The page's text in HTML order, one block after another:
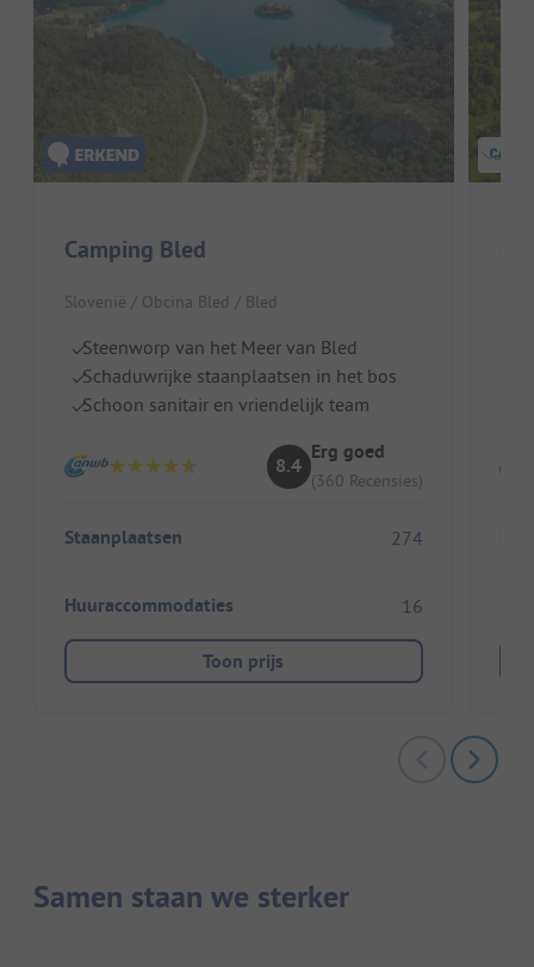
Camping Bled
Slovenië / Obcina Bled / Bled
Steenworp van het Meer van Bled
Schaduwrijke staanplaatsen in het bos
Schoon sanitair en vriendelijk team
8.4
Erg goed
(360 Recensies)
Staanplaatsen 274
Huuraccommodaties 16
Toon prijs
Samen staan we sterker